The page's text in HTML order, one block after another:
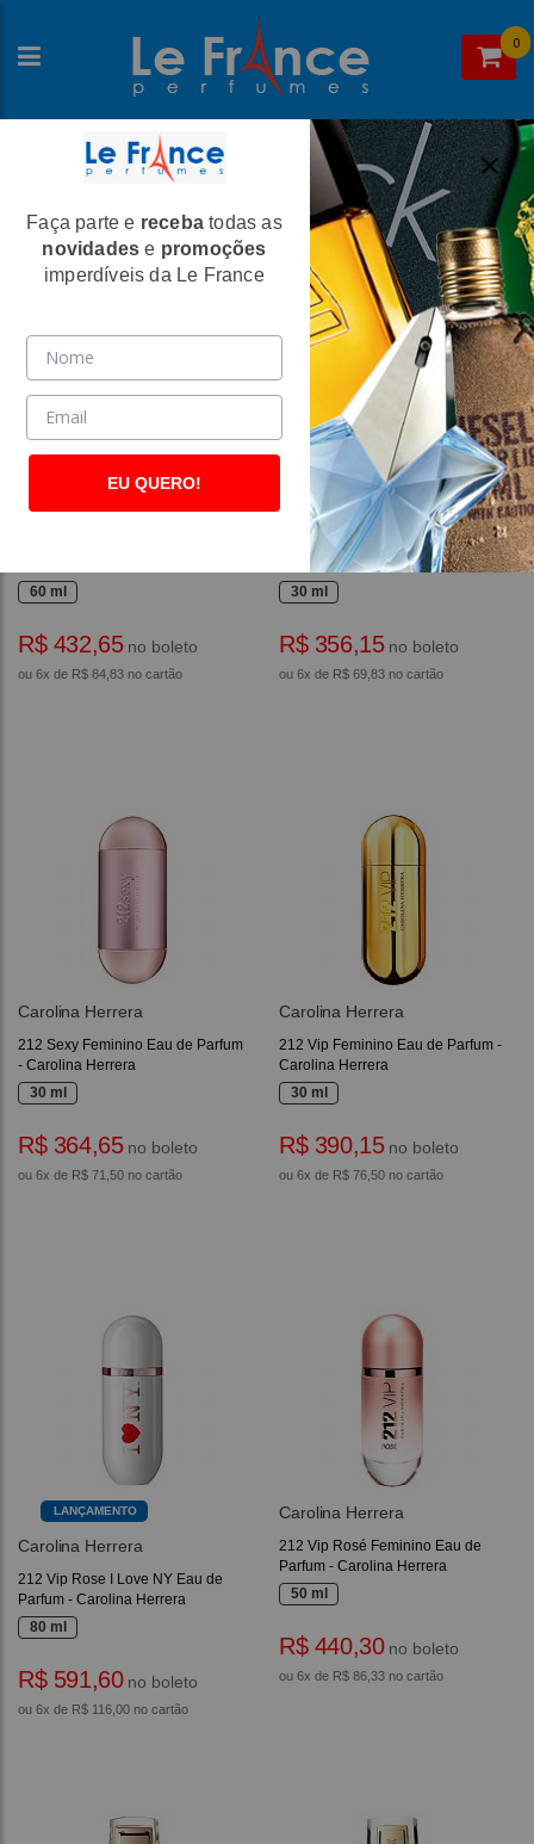
0
Home>Chloé > Perfumes Femininos
Perfumes Femininos
Carolina Herrera
60 ml
R$ 432,65no boleto
ou 6x de R$ 84,83 no cartão
Carolina Herrera
212 Heroes For Her Eau de
Parfum - Carolina Herrera
30 ml
R$ 356,15no boleto
ou 6x de R$ 69,83 no cartão
Carolina Herrera
212 Sexy Feminino Eau de Parfum
- Carolina Herrera
30 ml
R$ 364,65no boleto
ou 6x de R$ 71,50 no cartão
Carolina Herrera
212 Vip Feminino Eau de Parfum -
Carolina Herrera
30 ml
R$ 390,15no boleto
ou 6x de R$ 76,50 no cartão
LANÇAMENTO
Carolina Herrera
212 Vip Rose I Love NY Eau de
Parfum - Carolina Herrera
80 ml
R$ 591,60no boleto
ou 6x de R$ 116,00 no cartão
Carolina Herrera
212 Vip Rosé Feminino Eau de
Parfum - Carolina Herrera
50 ml
R$ 440,30no boleto
ou 6x de R$ 86,33 no cartão
Faça parte e receba todas as
novidades e promoções
imperdíveis da Le France
EU QUERO!